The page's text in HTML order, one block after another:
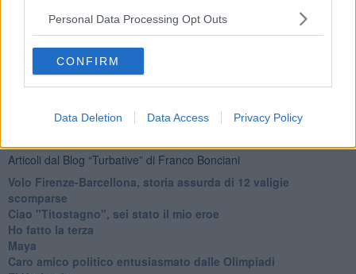
Personal Data Processing Opt Outs
CONFIRM
Data Deletion Data Access Privacy Policy
Se vuoi leggere le notizie principali della Toscana iscriviti alla
Newsletter QUInews - ToscanaMedia.
alle 20:00 direttamente nella tua casella di posta.
Ti potrebbe interessare anche:
Articoli dal Blog “Turbative” di Franco Bonciani
Volo Firenze-Barcellona, storia assurda di 12 valigie
scomparse
Ciao "Titostagno", sei stato il mio eroe
Ho fatto la terza
Maya
Caro amico politico entusiasmato dalle Olimpiadi